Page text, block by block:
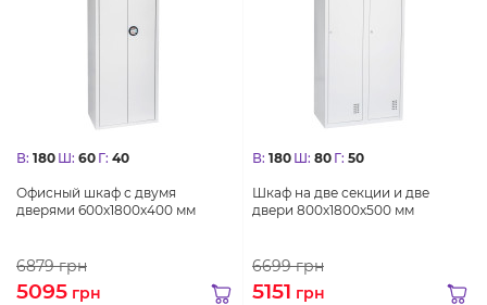
В: 180 Ш: 60 Г: 40
Офисный шкаф с двумя
дверями 600х1800х400 мм
6879грн
5095 грн
В: 180 Ш: 80 Г: 50
Шкаф на две секции и две
двери 800х1800х500 мм
6699грн
5151 грн